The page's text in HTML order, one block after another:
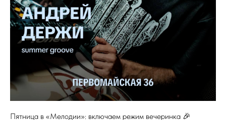
Пятница в «Мелодии»: включаем режим вечеринка 🎉